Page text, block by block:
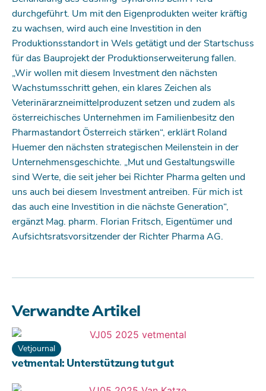
durchgeführt. Um mit den Eigenprodukten weiter kräftig
zu wachsen, wird auch eine Investition in den
Produktionsstandort in Wels getätigt und der Startschuss
für das Bauprojekt der Produktionserweiterung fallen.
„Wir wollen mit diesem Investment den nächsten
Wachstumsschritt gehen, ein klares Zeichen als
Veterinärarzneimittelproduzent setzen und zudem als
österreichisches Unternehmen im Familienbesitz den
Pharmastandort Österreich stärken“, erklärt Roland
Huemer den nächsten strategischen Meilenstein in der
Unternehmensgeschichte. „Mut und Gestaltungswille
sind Werte, die seit jeher bei Richter Pharma gelten und
uns auch bei diesem Investment antreiben. Für mich ist
das auch eine Investition in die nächste Generation“,
ergänzt Mag. pharm. Florian Fritsch, Eigentümer und
Aufsichtsratsvorsitzender der Richter Pharma AG.
Verwandte Artikel
Vetjournal
vetmental: Unterstützung tut gut